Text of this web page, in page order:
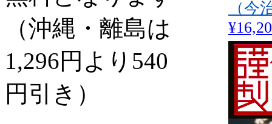
（今
（沖縄・離島は
1,296円より540
円引き）